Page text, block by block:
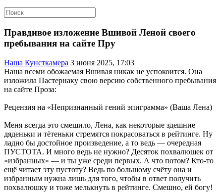
Правдивое изложение Вшивой Леной своего
пребывания на сайте Пру
Наша Кунсткамера 3 июня 2025, 17:03
Наша всеми обожаемая Вшивая никак не успокоится. Она
изложила Пастернаку свою версию собственного пребывания
на сайте Проза:
Рецензия на «Непризнанный гений эпиграмма» (Ваша Лена)
Меня всегда это смешило, Лена, как некоторые здешние
дяденьки и тётеньки стремятся покрасоваться в рейтинге. Ну
ладно бы достойное произведение, а то ведь — очередная
ПУСТОТА. И много ведь не нужно? Десяток похвалюшек от
«избранных» — и ты уже среди первых. А что потом? Кто-то
ещё читает эту пустоту? Ведь по большому счёту она и
избранным нужна лишь для того, чтобы в ответ получить
похвалюшку и тоже мелькнуть в рейтинге. Смешно, ей богу!